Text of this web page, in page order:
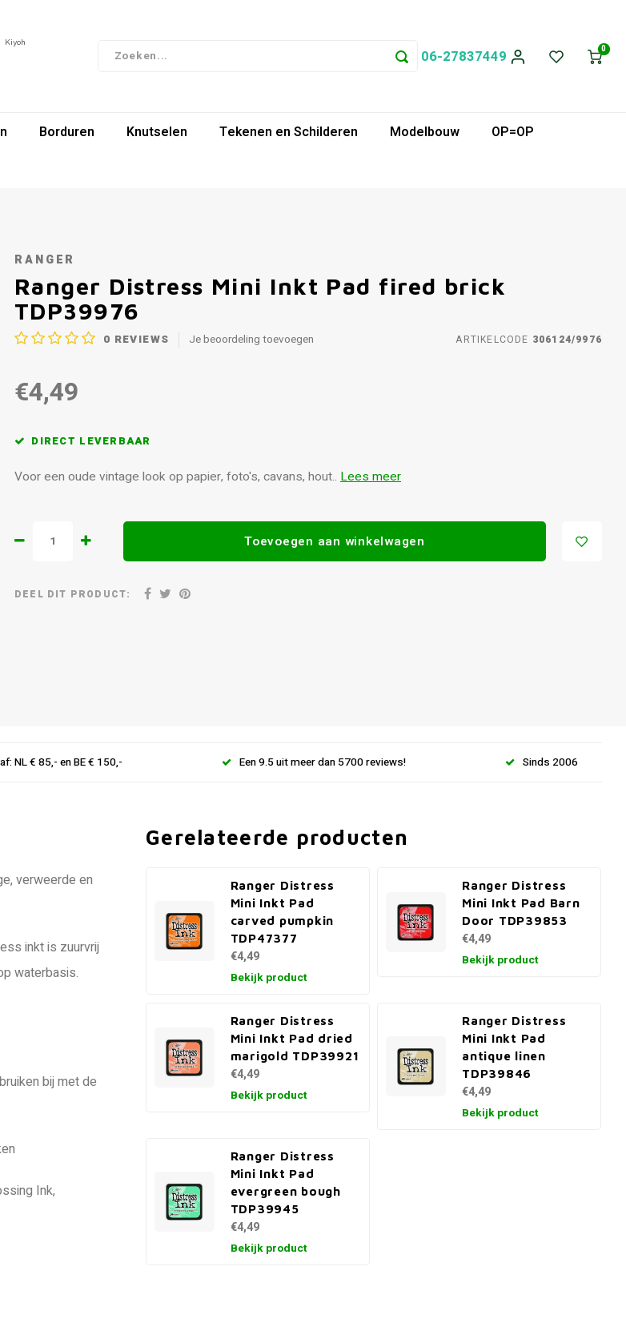
06-27837449 0
Borduren Knutselen Tekenen en Schilderen Modelbouw
OP=OP
RANGER
Ranger Distress Mini Inkt Pad fired brick
TDP39976
0 REVIEWS Je beoordeling toevoegen ARTIKELCODE 306124/9976
€4,49
DIRECT LEVERBAAR
Voor een oude vintage look op papier, foto's, cavans, hout.. Lees meer
Toevoegen aan winkelwagen
DEEL DIT PRODUCT:
NL € 85,- en BE € 150,- Een 9.5 uit meer dan 5700 reviews! Sinds 2006
verweerde en
inkt is zuurvrij
waterbasis.
bij met de
Ink,
Gerelateerde producten
Ranger Distress
Mini Inkt Pad
carved pumpkin
TDP47377
€4,49
Bekijk product
Ranger Distress
Mini Inkt Pad Barn
Door TDP39853
€4,49
Bekijk product
Ranger Distress
Mini Inkt Pad dried
marigold TDP39921
€4,49
Bekijk product
Ranger Distress
Mini Inkt Pad
antique linen
TDP39846
€4,49
Bekijk product
Ranger Distress
Mini Inkt Pad
evergreen bough
TDP39945
€4,49
Bekijk product